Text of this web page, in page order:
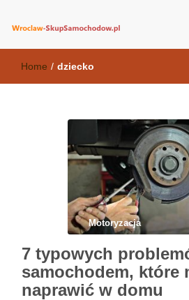
wroclaw-
Home / dziecko
Motoryzacja
7 typowych
samochodem, które
naprawić w domu